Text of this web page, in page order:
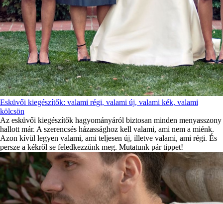
Esküvői kiegészítők: valami régi, valami új, valami kék, valami
kölcsön
Az esküvői kiegészítők hagyományáról biztosan minden menyasszony
hallott már. A szerencsés házassághoz kell valami, ami nem a miénk.
Azon kívül legyen valami, ami teljesen új, illetve valami, ami régi. És
persze a kékről se feledkezzünk meg. Mutatunk pár tippet!